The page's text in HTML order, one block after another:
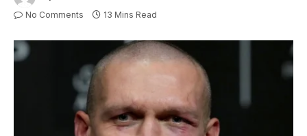
No Comments 13 Mins Read